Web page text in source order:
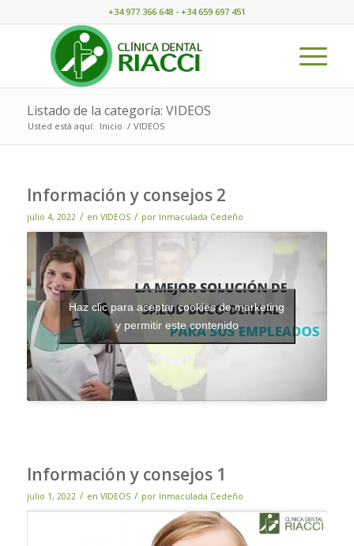
+34 977 366 648 - +34 659 697 451
Listado de la categoría: VIDEOS
Usted está aquí: Inicio / VIDEOS
Información y consejos 2
julio 4, 2022 / en VIDEOS / por Inmaculada Cedeño
Haz clic para aceptar cookies de marketing
y permitir este contenido
Información y consejos 1
julio 1, 2022 / en VIDEOS / por Inmaculada Cedeño